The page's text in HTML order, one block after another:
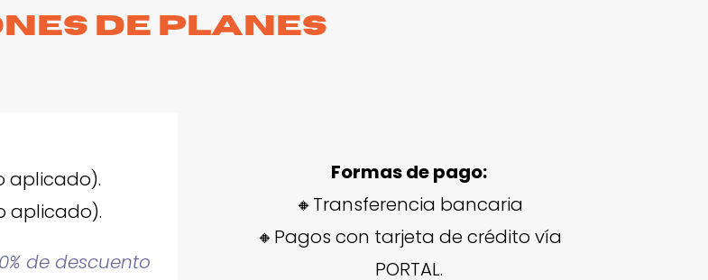
DE PLANES
aplicado).
aplicado).
de descuento
Formas de pago:
🔸Transferencia bancaria
🔸Pagos con tarjeta de crédito vía
PORTAL.